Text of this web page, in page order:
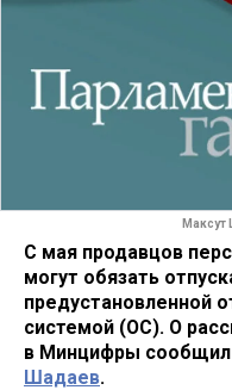
Максут
С мая продавцов
могут обязать
предустановленной
системой (ОС). О
в Минцифры сообщил
Шадаев.